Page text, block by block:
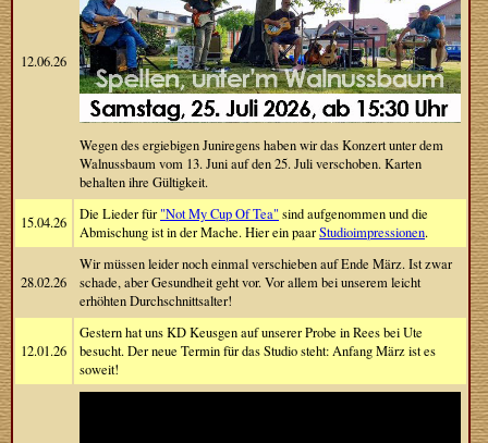
12.06.26
Wegen des ergiebigen Juniregens haben wir das Konzert unter dem
Walnussbaum vom 13. Juni auf den 25. Juli verschoben. Karten
behalten ihre Gültigkeit.
15.04.26 Die Lieder für "Not My Cup Of Tea" sind aufgenommen und die
Abmischung ist in der Mache. Hier ein paarStudioimpressionen.
28.02.26
Wir müssen leider noch einmal verschieben auf Ende März. Ist zwar
schade, aber Gesundheit geht vor. Vor allem bei unserem leicht
erhöhten Durchschnittsalter!
12.01.26
Gestern hat uns KD Keusgen auf unserer Probe in Rees bei Ute
besucht. Der neue Termin für das Studio steht: Anfang März ist es
soweit!